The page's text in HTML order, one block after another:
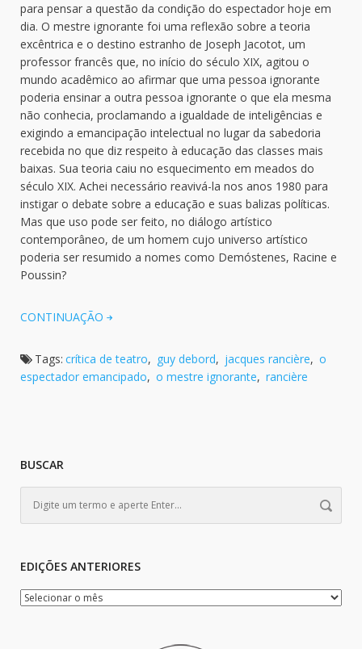
para pensar a questão da condição do espectador hoje em
dia. O mestre ignorante foi uma reflexão sobre a teoria
excêntrica e o destino estranho de Joseph Jacotot, um
professor francês que, no início do século XIX, agitou o
mundo acadêmico ao afirmar que uma pessoa ignorante
poderia ensinar a outra pessoa ignorante o que ela mesma
não conhecia, proclamando a igualdade de inteligências e
exigindo a emancipação intelectual no lugar da sabedoria
recebida no que diz respeito à educação das classes mais
baixas. Sua teoria caiu no esquecimento em meados do
século XIX. Achei necessário reavivá-la nos anos 1980 para
instigar o debate sobre a educação e suas balizas políticas.
Mas que uso pode ser feito, no diálogo artístico
contemporâneo, de um homem cujo universo artístico
poderia ser resumido a nomes como Demóstenes, Racine e
Poussin?
CONTINUAÇÃO
Tags: crítica de teatro, guy debord, jacques rancière, o
espectador emancipado, o mestre ignorante, rancière
BUSCAR
EDIÇÕES ANTERIORES